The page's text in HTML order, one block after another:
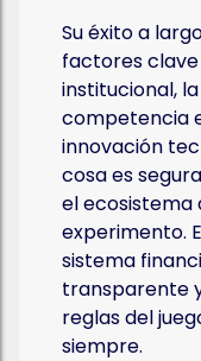
Su éxito a
factores
institucional,
competencia
innovación
cosa es
el ecosistema
experimento.
sistema
transparente
reglas del
siempre.